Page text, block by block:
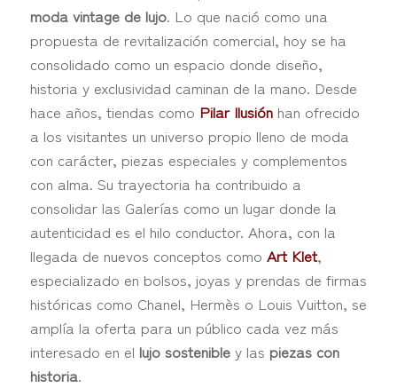
moda vintage de lujo. Lo que nació como una
propuesta de revitalización comercial, hoy se ha
consolidado como un espacio donde diseño,
historia y exclusividad caminan de la mano. Desde
hace años, tiendas como Pilar Ilusiónhan ofrecido
a los visitantes un universo propio lleno de moda
con carácter, piezas especiales y complementos
con alma. Su trayectoria ha contribuido a
consolidar las Galerías como un lugar donde la
autenticidad es el hilo conductor. Ahora, con la
llegada de nuevos conceptos como Art Klet,
especializado en bolsos, joyas y prendas de firmas
históricas como Chanel, Hermès o Louis Vuitton, se
amplía la oferta para un público cada vez más
interesado en el lujo sostenibley las piezas con
historia.